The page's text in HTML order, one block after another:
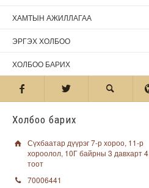
ХАМТЫН АЖИЛЛАГАА
ЭРГЭХ ХОЛБОО
ХОЛБОО БАРИХ
Холбоо барих
Сүхбаатар дүүрэг 7-р хороо, 11-р
хороолол, 10Г байрны 3 давхарт 4
тоот
70006441